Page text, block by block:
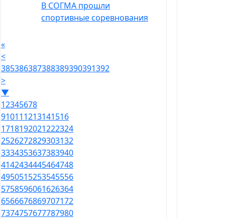
В СОГМА прошли
спортивные соревнования
«
<
385386387388389390391392
>
▼
12345678
910111213141516
1718192021222324
2526272829303132
3334353637383940
4142434445464748
4950515253545556
5758596061626364
6566676869707172
7374757677787980